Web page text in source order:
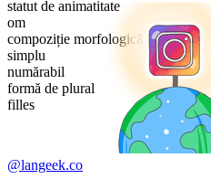
statut de animatitate
om
compoziție morfologică
simplu
numărabil
formă de plural
filles
@langeek.co